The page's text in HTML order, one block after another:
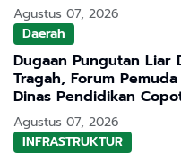
Agustus 07, 2026
Daerah
Dugaan Pungutan Liar
Tragah, Forum
Dinas Pendidikan
Sekolah
Agustus 07, 2026
INFRASTRUKTUR